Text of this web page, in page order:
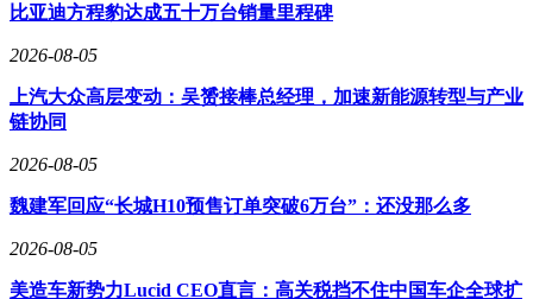
比亚迪方程豹达成五十万台销量里程碑
2026-08-05
上汽大众高层变动：吴赟接棒总经理，加速新能源转型与产业
链协同
2026-08-05
魏建军回应“长城H10预售订单突破6万台”：还没那么多
2026-08-05
美造车新势力Lucid CEO直言：高关税挡不住中国车企全球扩